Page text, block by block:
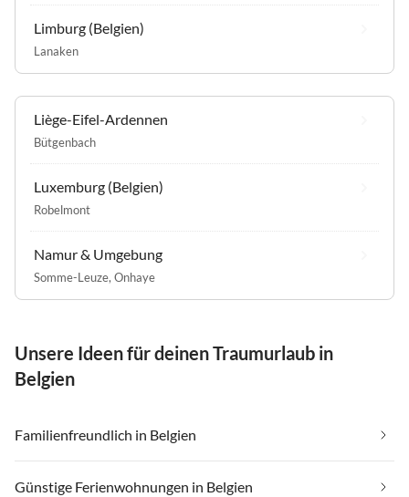
Limburg (Belgien)
Lanaken
Liège-Eifel-Ardennen
Bütgenbach
Luxemburg (Belgien)
Robelmont
Namur & Umgebung
Somme-Leuze, Onhaye
Unsere Ideen für deinen Traumurlaub in
Belgien
Familienfreundlich in Belgien
Günstige Ferienwohnungen in Belgien